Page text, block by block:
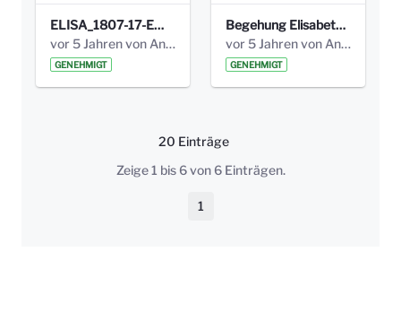
ELISA_1807-17-EW_BEZIRK-kl_compressed.pdf
vor 5 Jahren von Anni Schlumberger
GENEHMIGT
Begehung Elisabethenanlage 1.8.17_Protokoll .pdf
vor 5 Jahren von Anni Schlumberger
GENEHMIGT
20 Einträge
Pro Seite
Zeige 1 bis 6 von 6 Einträgen.
Seite
1